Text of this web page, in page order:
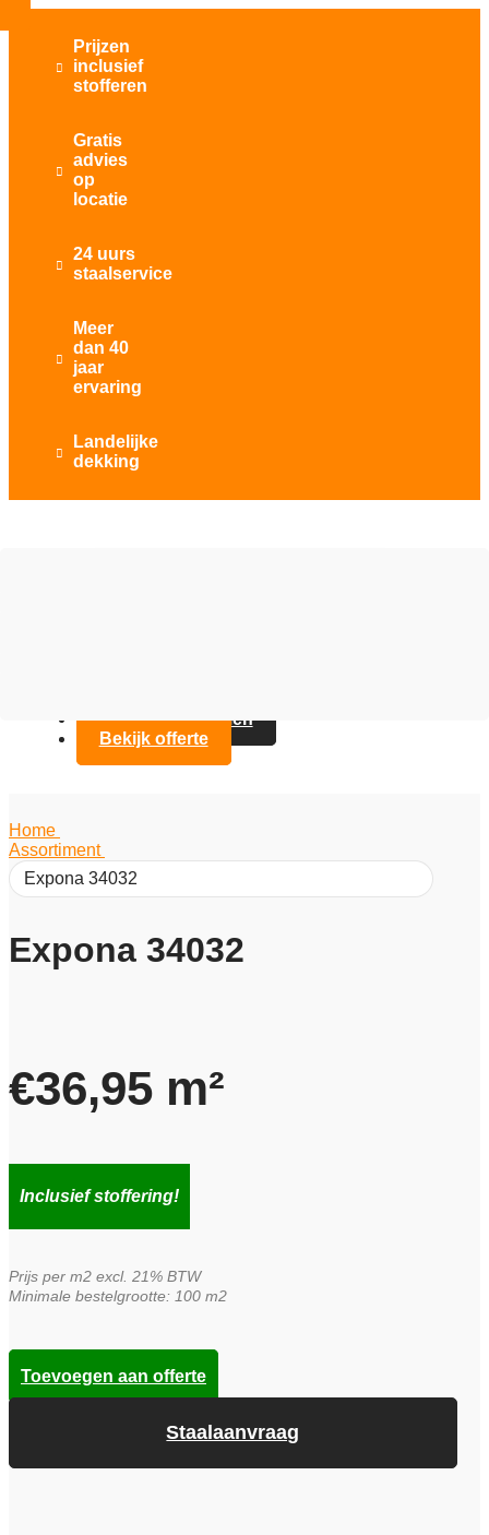

Prijzen
inclusief
stofferen

Gratis
advies
op
locatie

24 uurs
staalservice

Meer
dan 40
jaar
ervaring

Landelijke
dekking
Contact opnemen
Bekijk offerte
Home
Assortiment
Expona 34032
Expona 34032
€36,95 m²
Inclusief stoffering!
Prijs per m2 excl. 21% BTW
Minimale bestelgrootte: 100 m2
Staalaanvraag
Toevoegen aan offerte